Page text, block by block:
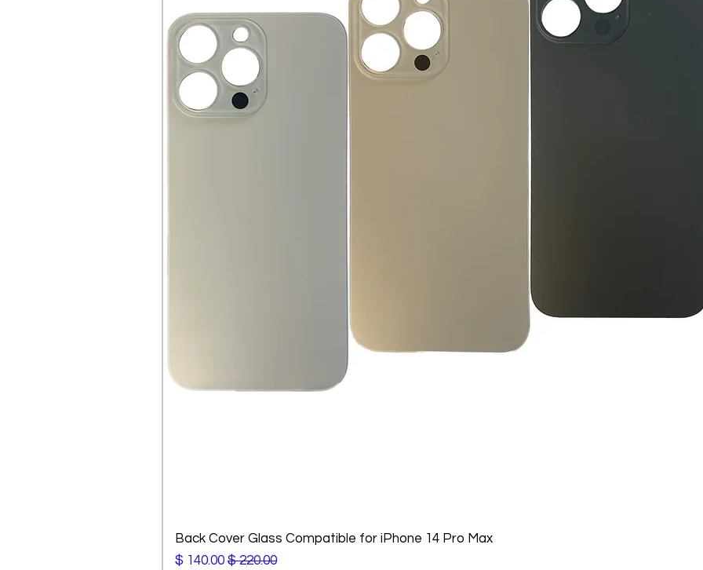
Back Cover Glass Compatible for iPhone 14 Pro Max
מחיר רגיל מחיר מבצע